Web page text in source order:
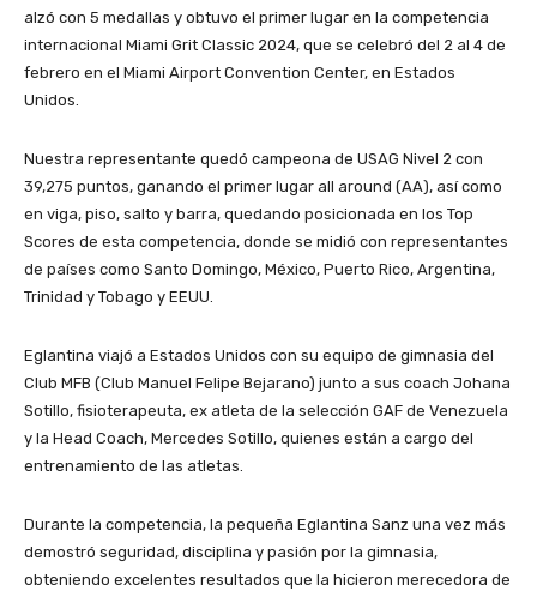
alzó con 5 medallas y obtuvo el primer lugar en la competencia
internacional Miami Grit Classic 2024, que se celebró del 2 al 4 de
febrero en el Miami Airport Convention Center, en Estados
Unidos.
Nuestra representante quedó campeona de USAG Nivel 2 con
39,275 puntos, ganando el primer lugar all around (AA), así como
en viga, piso, salto y barra, quedando posicionada en los Top
Scores de esta competencia, donde se midió con representantes
de países como Santo Domingo, México, Puerto Rico, Argentina,
Trinidad y Tobago y EEUU.
Eglantina viajó a Estados Unidos con su equipo de gimnasia del
Club MFB (Club Manuel Felipe Bejarano) junto a sus coach Johana
Sotillo, fisioterapeuta, ex atleta de la selección GAF de Venezuela
y la Head Coach, Mercedes Sotillo, quienes están a cargo del
entrenamiento de las atletas.
Durante la competencia, la pequeña Eglantina Sanz una vez más
demostró seguridad, disciplina y pasión por la gimnasia,
obteniendo excelentes resultados que la hicieron merecedora de